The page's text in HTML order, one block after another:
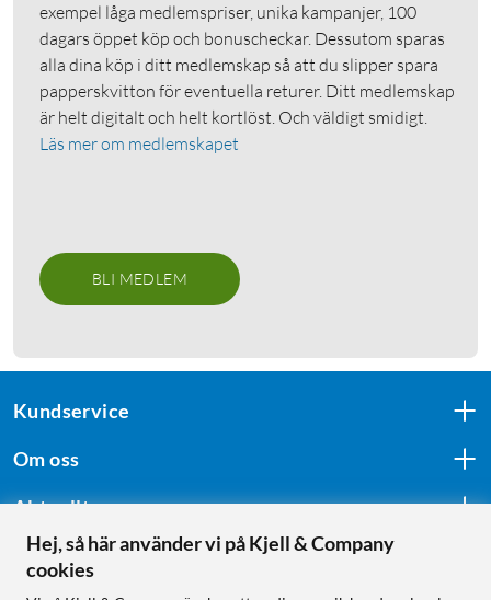
exempel låga medlemspriser, unika kampanjer, 100
dagars öppet köp och bonuscheckar. Dessutom sparas
alla dina köp i ditt medlemskap så att du slipper spara
papperskvitton för eventuella returer. Ditt medlemskap
är helt digitalt och helt kortlöst. Och väldigt smidigt.
Läs mer om medlemskapet
BLI MEDLEM
Kundservice
Om oss
Aktuellt
Följ oss
Hej, så här använder vi på Kjell & Company
cookies